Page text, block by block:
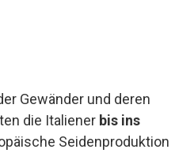
Gewänder und deren
die Italiener bis ins
Seidenproduktion